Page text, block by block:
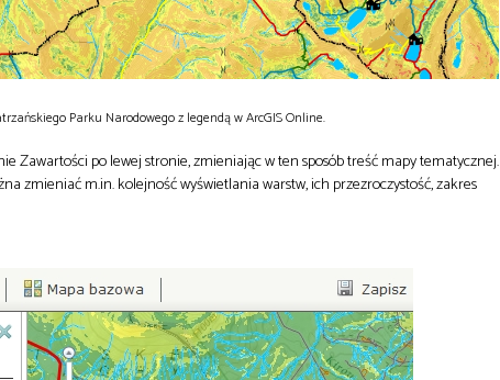
Parku Narodowego z legendą w ArcGIS Online.
Zawartości po lewej stronie, zmieniając w ten sposób treść mapy tematycznej.
zmieniać m.in. kolejność wyświetlania warstw, ich przezroczystość, zakres